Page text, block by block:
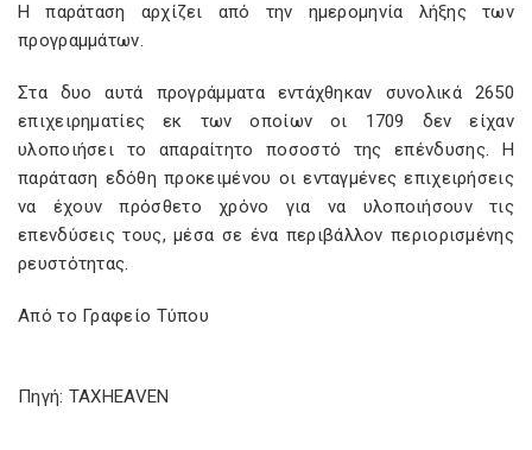
Η παράταση αρχίζει από την ημερομηνία λήξης των
προγραμμάτων.
Στα δυο αυτά προγράμματα εντάχθηκαν συνολικά 2650
επιχειρηματίες εκ των οποίων οι 1709 δεν είχαν
υλοποιήσει το απαραίτητο ποσοστό της επένδυσης. Η
παράταση εδόθη προκειμένου οι ενταγμένες επιχειρήσεις
να έχουν πρόσθετο χρόνο για να υλοποιήσουν τις
επενδύσεις τους, μέσα σε ένα περιβάλλον περιορισμένης
ρευστότητας.
Από το Γραφείο Τύπου
Πηγή: TAXHEAVEN